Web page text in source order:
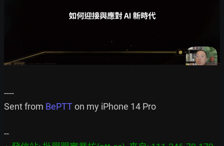
----
Sent from BePTT on my iPhone 14 Pro